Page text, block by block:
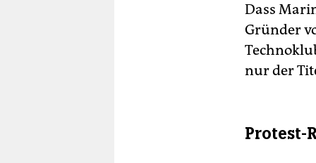
Dass
Gründer
nur der
Protest-